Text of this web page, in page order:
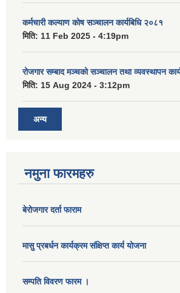
कर्मचारी कल्याण कोष सञ्चालन कार्यबिधि २०८१
मिति: 11 Feb 2025 - 4:19pm
रोजगार सम्बाद मञ्चको सञ्चालन तथा व्यवस्थापन
मिति: 15 Aug 2024 - 3:12pm
अन्य
नमुना फारमहरु
बेरोजगार दर्ता फाराम
मासु प्रबर्धन कार्यक्रम संक्षिप्त कार्य योजना
सम्पति विवरण फारम ।